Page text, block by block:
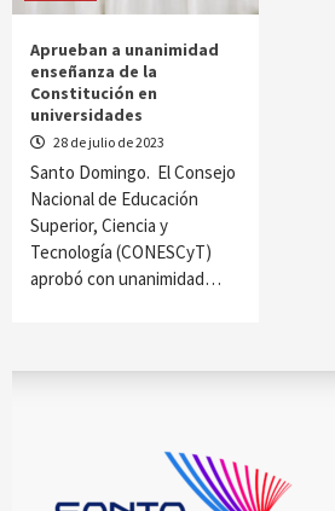
Aprueban a unanimidad
enseñanza de la
Constitución en
universidades
28 de julio de 2023
Santo Domingo. El Consejo
Nacional de Educación
Superior, Ciencia y
Tecnología (CONESCyT)
aprobó con unanimidad…